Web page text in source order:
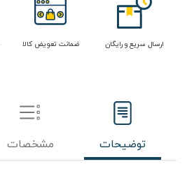
ارسال سریع و رایگان ضمانت تعویض کالا
توضیحات مشخصات